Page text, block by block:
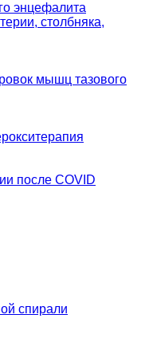
энцефалита
столбняка,
мышц тазового
после СOVID
спирали